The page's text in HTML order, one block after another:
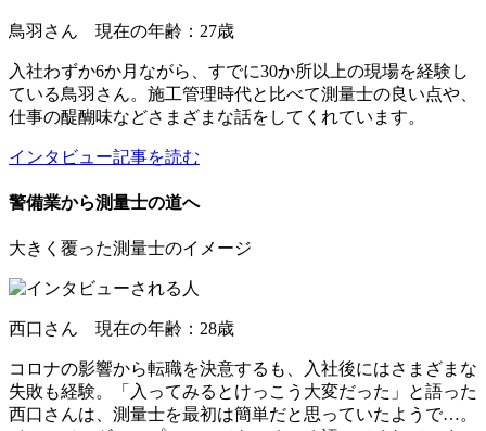
鳥羽さん 現在の年齢：27歳
入社わずか6か月ながら、すでに30か所以上の現場を経験し
ている鳥羽さん。施工管理時代と比べて測量士の良い点や、
仕事の醍醐味などさまざまな話をしてくれています。
インタビュー記事を読む
警備業から測量士の道へ
大きく覆った測量士のイメージ
西口さん 現在の年齢：28歳
コロナの影響から転職を決意するも、入社後にはさまざまな
失敗も経験。「入ってみるとけっこう大変だった」と語った
西口さんは、測量士を最初は簡単だと思っていたようで…。